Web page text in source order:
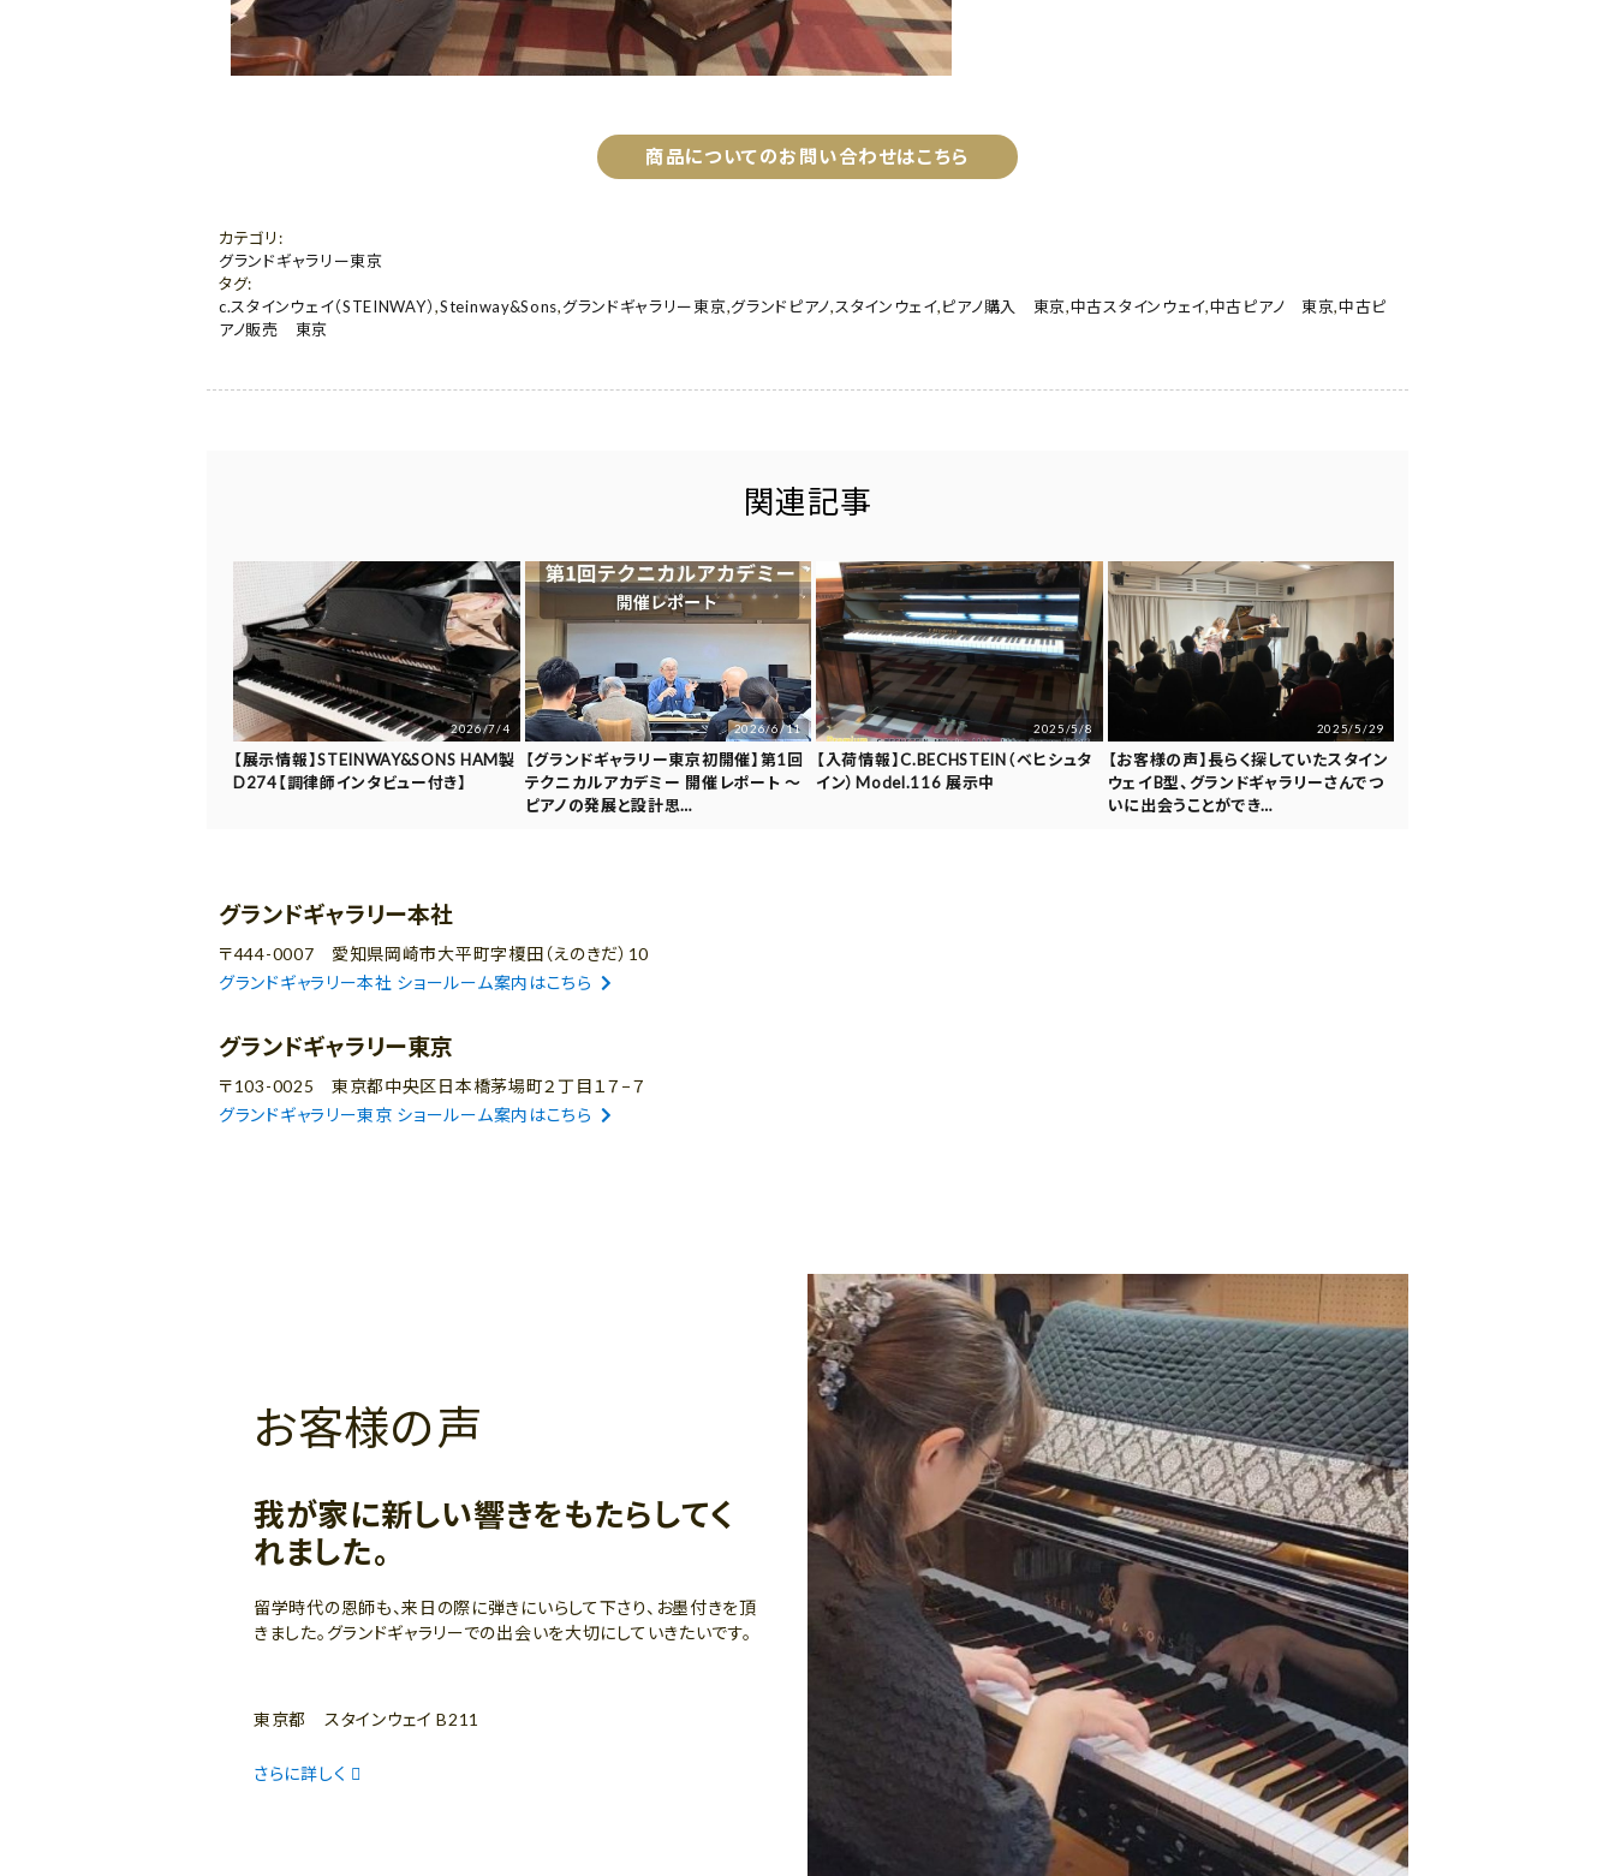
商品についてのお問い合わせはこちら
カテゴリ :
グランドギャラリー東京
タグ:
c.スタインウェイ（STEINWAY）,Steinway&Sons,グランドギャラリー東京,グランドピアノ,スタインウェイ,ピアノ購入 東京,中古スタインウェイ,中古ピアノ 東京,中古ピ
アノ販売 東京
関連記事
2026/7/4
【展示情報】STEINWAY&SONS HAM製
D274【調律師インタビュー付き】
2026/6/11
【グランドギャラリー東京初開催】第1回
テクニカルアカデミー 開催レポート ～
ピアノの発展と設計思…
2025/5/8
【入荷情報】C.BECHSTEIN（ベヒシュタ
イン）Model.116 展示中
2025/5/29
【お客様の声】長らく探していたスタイン
ウェイB型、グランドギャラリーさんでつ
いに出会うことができ…
グランドギャラリー本社
〒444-0007 愛知県岡崎市大平町字榎田（えのきだ）10
グランドギャラリー本社 ショールーム案内はこちら
グランドギャラリー東京
〒103-0025 東京都中央区日本橋茅場町２丁目１７−７
グランドギャラリー東京 ショールーム案内はこちら
お客様の声
我が家に新しい響きをもたらしてく
れました。
留学時代の恩師も、来日の際に弾きにいらして下さり、お墨付きを頂
きました。グランドギャラリーでの出会いを大切にしていきたいです。
東京都 スタインウェイ B211
さらに詳しく